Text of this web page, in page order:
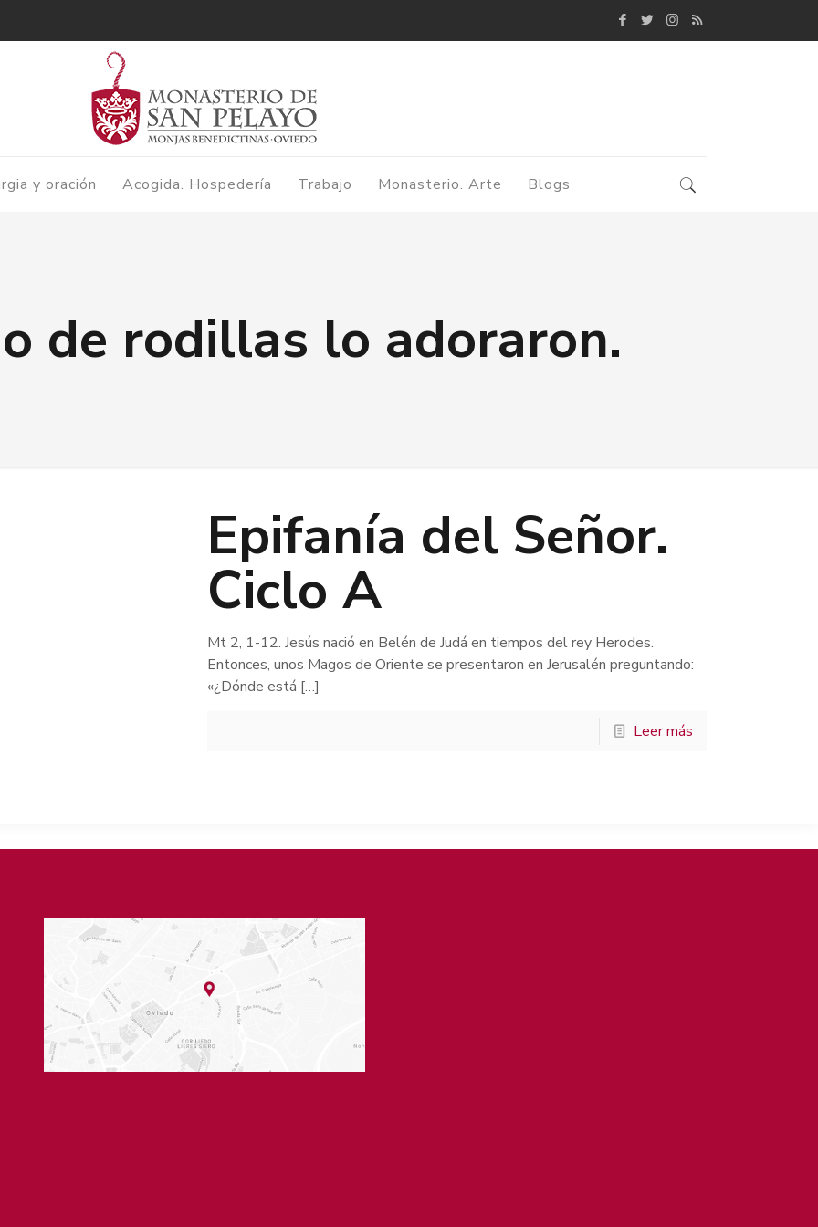
y oración Acogida. Hospedería Trabajo Monasterio. Arte Blogs
de rodillas lo adoraron.
Epifanía del Señor.
Ciclo A
Mt 2, 1-12. Jesús nació en Belén de Judá en tiempos del rey Herodes.
Entonces, unos Magos de Oriente se presentaron en Jerusalén preguntando:
«¿Dónde está […]
Leer más